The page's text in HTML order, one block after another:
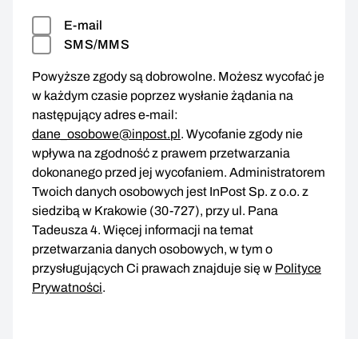
E-mail
SMS/MMS
Powyższe zgody są dobrowolne. Możesz wycofać je
w każdym czasie poprzez wysłanie żądania na
następujący adres e-mail:
dane_osobowe@inpost.pl. Wycofanie zgody nie
wpływa na zgodność z prawem przetwarzania
dokonanego przed jej wycofaniem. Administratorem
Twoich danych osobowych jest InPost Sp. z o.o. z
siedzibą w Krakowie (30-727), przy ul. Pana
Tadeusza 4. Więcej informacji na temat
przetwarzania danych osobowych, w tym o
przysługujących Ci prawach znajduje się w Polityce
Prywatności.